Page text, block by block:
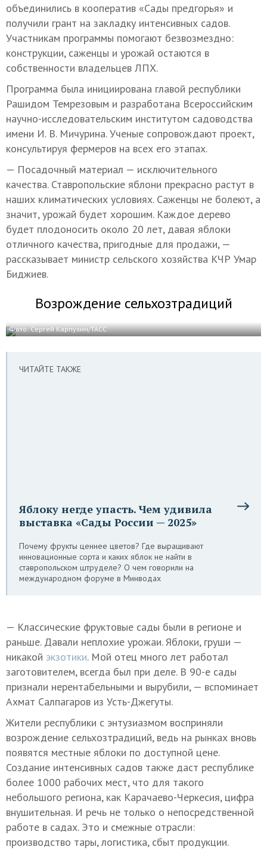
объединились в кооператив «Сады предгорья» и
получили грант на закладку интенсивных садов.
Участникам программы помогают безвозмездно:
конструкции, саженцы и урожай остаются в
собственности владельцев ЛПХ.
Программа была инициирована главой республики
Рашидом Темрезовым и разработана Всероссийским
научно-исследовательским институтом садоводства
имени И. В. Мичурина. Ученые сопровождают проект,
консультируя фермеров на всех его этапах.
— Посадочный материал — исключительного
качества. Ставропольские яблони прекрасно растут в
наших климатических условиях. Саженцы не болеют, а
значит, урожай будет хорошим. Каждое дерево
будет плодоносить около 20 лет, давая яблоки
отличного качества, пригодные для продажи, —
рассказывает министр сельского хозяйства КЧР Умар
Биджиев.
Возрождение сельхозтрадиций
Фото: Сергей Карпухин/ТАСС
ЧИТАЙТЕ ТАКЖЕ
Яблоку негде упасть. Чем удивила
выставка «Сады России — 2025»
Почему фрукты ценнее цветов? Где выращивают
инновационные сорта и каких яблок не найти в
ставропольском штруделе? О чем говорили на
международном форуме в Минводах
— Классические фруктовые сады были в регионе и
раньше. Давали неплохие урожаи. Яблоки, груши —
никакой экзотики. Мой отец много лет работал
заготовителем, всегда был при деле. В 90-е сады
признали нерентабельными и вырубили, — вспоминает
Ахмат Салпагаров из Усть-Джегуты.
Жители республики с энтузиазмом восприняли
возрождение сельхозтрадиций, ведь на рынках вновь
появятся местные яблоки по доступной цене.
Создание интенсивных садов также даст республике
более 1000 рабочих мест, что для такого
небольшого региона, как Карачаево-Черкесия, цифра
внушительная. И речь не только о непосредственной
работе в садах. Это и смежные отрасли:
производство тары, логистика, сбыт продукции.